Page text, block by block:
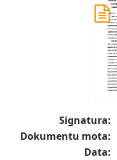
Signatura:
Dokumentu mota:
Data: